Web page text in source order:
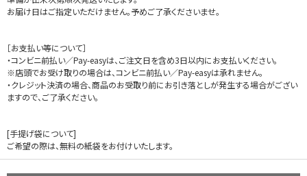
お届け日はご指定いただけません。予めご了承くださいませ。
［お支払い等について］
・コンビニ前払い／Pay-easyは、ご注文日を含め3日以内にお支払いください。
※店頭でお受け取りの場合は、コンビニ前払い／Pay-easyは承れません。
・クレジット決済の場合、商品のお受取り前にお引き落としが発生する場合がござい
ますので、ご了承ください。
[手提げ袋について]
ご希望の際は、無料の紙袋をお付けいたします。